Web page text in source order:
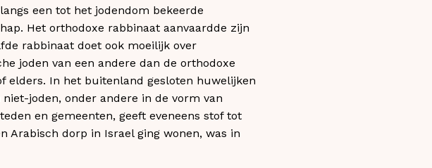
een tot het jodendom bekeerde
Het orthodoxe rabbinaat aanvaardde zijn
rabbinaat doet ook moeilijk over
joden van een andere dan de orthodoxe
elders. In het buitenland gesloten huwelijken
joden, onder andere in de vorm van
en gemeenten, geeft eveneens stof tot
Arabisch dorp in Israel ging wonen, was in